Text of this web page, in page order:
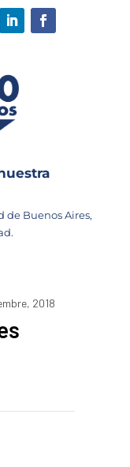
de Buenos Aires,
2018